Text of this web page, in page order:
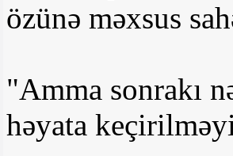
özünə məxsus
"Amma sonrakı
həyata